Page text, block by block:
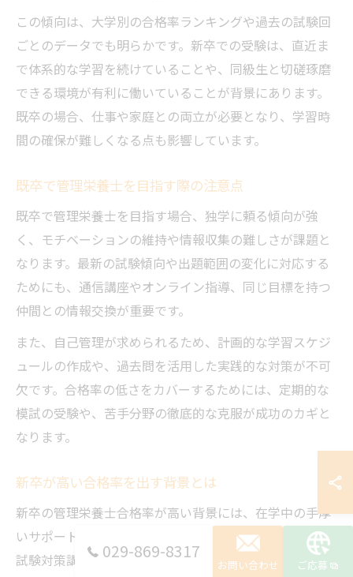
この傾向は、大学別の合格率ランキングや過去の試験回
ごとのデータでも明らかです。新卒での受験は、直近ま
で体系的な学習を続けていることや、同級生と切磋琢磨
できる環境が有利に働いていることが背景にあります。
既卒の場合、仕事や家庭との両立が必要となり、学習時
間の確保が難しくなる点も影響しています。
既卒で管理栄養士を目指す際の注意点
既卒で管理栄養士を目指す場合、独学に頼る傾向が強
く、モチベーションの維持や情報収集の難しさが課題と
なります。最新の試験傾向や出題範囲の変化に対応する
ためにも、通信講座やオンライン指導、同じ目標を持つ
仲間との情報交換が重要です。
また、自己管理が求められるため、計画的な学習スケジ
ュールの作成や、過去問を活用した実践的な対策が不可
欠です。合格率の低さをカバーするためには、定期的な
模試の受験や、苦手分野の徹底的な克服が成功のカギと
なります。
新卒が高い合格率を出す背景とは
新卒の管理栄養士合格率が高い背景には、在学中の手厚
いサポート体制があります。大学や専門学校では、国家
試験対策講座や模擬試験、個別指導など、受験生を合格
029-869-8317
お問い合わせ ご応募